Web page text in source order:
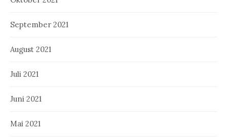
September 2021
August 2021
Juli 2021
Juni 2021
Mai 2021